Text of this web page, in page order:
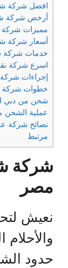
افضل شركة
أرخص شركة
مميزات
أسعار شركة
خدمات شركة
اسرع شركة
إجراءات
خطوات شركة
شحن من دبي
عملية الشحن
نصائح شركة
مرتبط
شركة
مصر
نعيش
حدود